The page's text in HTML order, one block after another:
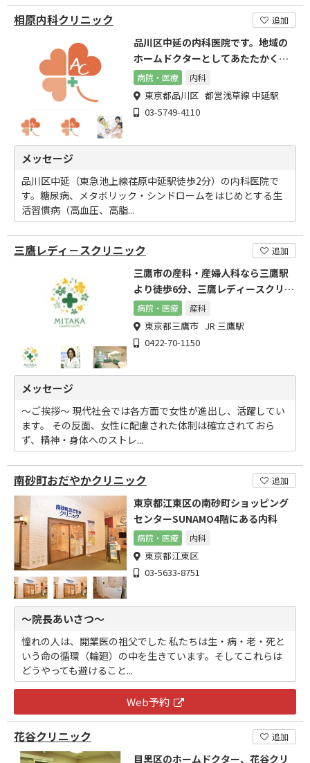
相原内科クリニック 追加
品川区中延の内科医院です。地域の
ホームドクターとしてあたたかくて
高医療をご提供します。
病院・医療 内科
東京都品川区 都営浅草線 中延駅
03-5749-4110
メッセージ
品川区中延（東急池上線荏原中延駅徒歩2分）の内科医院で
す。糖尿病、メタボリック・シンドロームをはじめとする生
活習慣病（高血圧、高脂...
三鷹レディ－スクリニック 追加
三鷹市の産科・産婦人科なら三鷹駅
より徒歩6分、三鷹レディースクリニ
ック
病院・医療 産科
東京都三鷹市 JR 三鷹駅
0422-70-1150
メッセージ
～ご挨拶～ 現代社会では各方面で女性が進出し、活躍してい
ます。 その反面、女性に配慮された体制は確立されておら
ず、精神・身体へのストレ...
南砂町おだやかクリニック 追加
東京都江東区の南砂町ショッピング
センターSUNAMO4階にある内科
病院・医療 内科
東京都江東区
03-5633-8751
～院長あいさつ～
憧れの人は、開業医の祖父でした 私たちは生・病・老・死と
いう命の循環（輪廻）の中を生きています。そしてこれらは
どうやっても避けること...
Web予約
花谷クリニック 追加
目黒区のホームドクター、花谷クリ